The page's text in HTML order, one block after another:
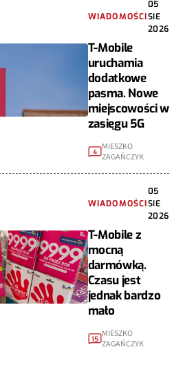
WIADOMOŚCI
05
SIE
2026
T-Mobile
uruchamia
dodatkowe
pasma. Nowe
miejscowości w
zasięgu 5G
4 MIESZKO
ZAGAŃCZYK
WIADOMOŚCI
05
SIE
2026
T-Mobile z
mocną
darmówką.
Czasu jest
jednak bardzo
mało
15 MIESZKO
ZAGAŃCZYK